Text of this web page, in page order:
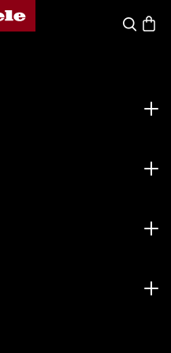
di Miele
Cerca